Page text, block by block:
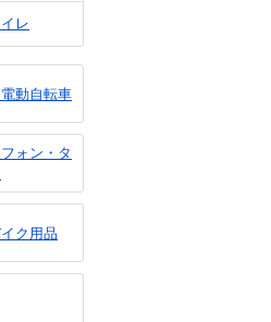
レ
動自転車
ォン・タ
ク用品